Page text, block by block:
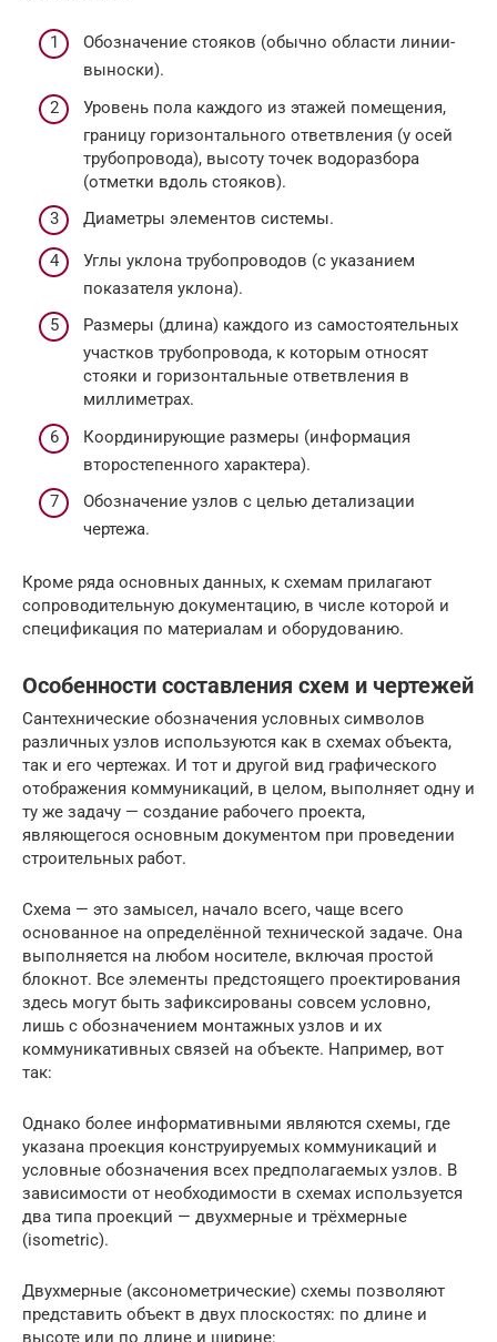
Обозначение стояков (обычно области линии-
выноски).
Уровень пола каждого из этажей помещения,
границу горизонтального ответвления (у осей
трубопровода), высоту точек водоразбора
(отметки вдоль стояков).
Диаметры элементов системы.
Углы уклона трубопроводов (с указанием
показателя уклона).
Размеры (длина) каждого из самостоятельных
участков трубопровода, к которым относят
стояки и горизонтальные ответвления в
миллиметрах.
Координирующие размеры (информация
второстепенного характера).
Обозначение узлов с целью детализации
чертежа.
Кроме ряда основных данных, к схемам прилагают
сопроводительную документацию, в числе которой и
спецификация по материалам и оборудованию.
Особенности составления схем и чертежей
Сантехнические обозначения условных символов
различных узлов используются как в схемах объекта,
так и его чертежах. И тот и другой вид графического
отображения коммуникаций, в целом, выполняет одну и
ту же задачу — создание рабочего проекта,
являющегося основным документом при проведении
строительных работ.
Схема — это замысел, начало всего, чаще всего
основанное на определённой технической задаче. Она
выполняется на любом носителе, включая простой
блокнот. Все элементы предстоящего проектирования
здесь могут быть зафиксированы совсем условно,
лишь с обозначением монтажных узлов и их
коммуникативных связей на объекте. Например, вот
так:
Однако более информативными являются схемы, где
указана проекция конструируемых коммуникаций и
условные обозначения всех предполагаемых узлов. В
зависимости от необходимости в схемах используется
два типа проекций — двухмерные и трёхмерные
(isometric).
Двухмерные (аксонометрические) схемы позволяют
представить объект в двух плоскостях: по длине и
высоте или по длине и ширине: